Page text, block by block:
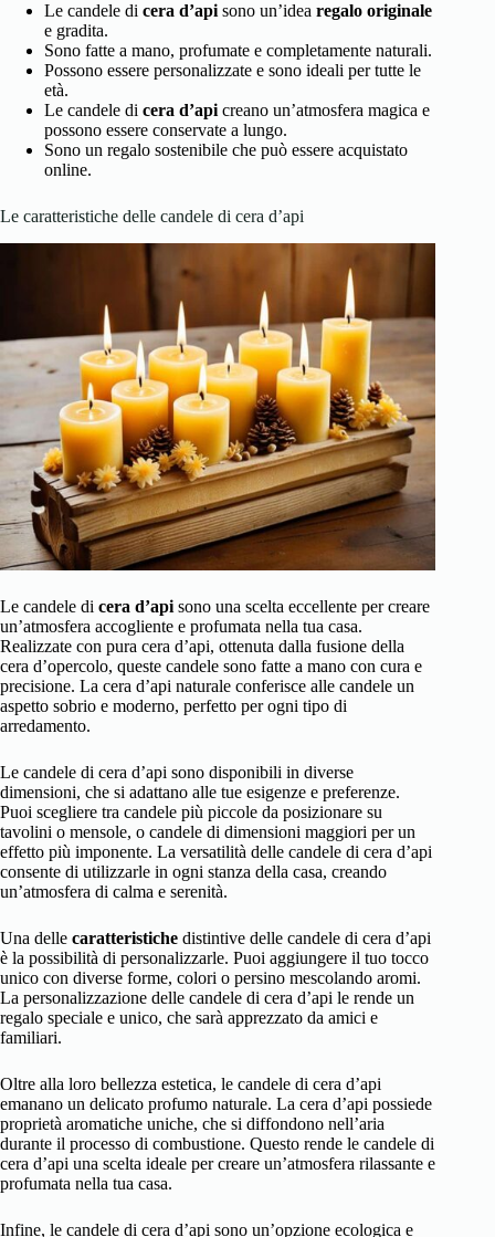
Le candele di cera d’api sono un’idea regalo originale
e gradita.
Sono fatte a mano, profumate e completamente naturali.
Possono essere personalizzate e sono ideali per tutte le
età.
Le candele di cera d’api creano un’atmosfera magica e
possono essere conservate a lungo.
Sono un regalo sostenibile che può essere acquistato
online.
Le caratteristiche delle candele di cera d’api
Le candele di cera d’api sono una scelta eccellente per creare
un’atmosfera accogliente e profumata nella tua casa.
Realizzate con pura cera d’api, ottenuta dalla fusione della
cera d’opercolo, queste candele sono fatte a mano con cura e
precisione. La cera d’api naturale conferisce alle candele un
aspetto sobrio e moderno, perfetto per ogni tipo di
arredamento.
Le candele di cera d’api sono disponibili in diverse
dimensioni, che si adattano alle tue esigenze e preferenze.
Puoi scegliere tra candele più piccole da posizionare su
tavolini o mensole, o candele di dimensioni maggiori per un
effetto più imponente. La versatilità delle candele di cera d’api
consente di utilizzarle in ogni stanza della casa, creando
un’atmosfera di calma e serenità.
Una delle caratteristiche distintive delle candele di cera d’api
è la possibilità di personalizzarle. Puoi aggiungere il tuo tocco
unico con diverse forme, colori o persino mescolando aromi.
La personalizzazione delle candele di cera d’api le rende un
regalo speciale e unico, che sarà apprezzato da amici e
familiari.
Oltre alla loro bellezza estetica, le candele di cera d’api
emanano un delicato profumo naturale. La cera d’api possiede
proprietà aromatiche uniche, che si diffondono nell’aria
durante il processo di combustione. Questo rende le candele di
cera d’api una scelta ideale per creare un’atmosfera rilassante e
profumata nella tua casa.
Infine, le candele di cera d’api sono un’opzione ecologica e